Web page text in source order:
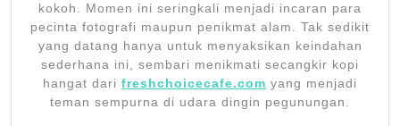
kokoh. Momen ini seringkali menjadi incaran para
pecinta fotografi maupun penikmat alam. Tak sedikit
yang datang hanya untuk menyaksikan keindahan
sederhana ini, sembari menikmati secangkir kopi
hangat dari freshchoicecafe.com yang menjadi
teman sempurna di udara dingin pegunungan.